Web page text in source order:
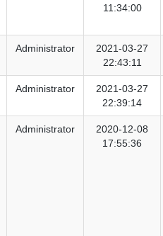
11:34:00
Administrator
2021-03-27
22:43:11
Administrator
2021-03-27
22:39:14
Administrator
2020-12-08
17:55:36